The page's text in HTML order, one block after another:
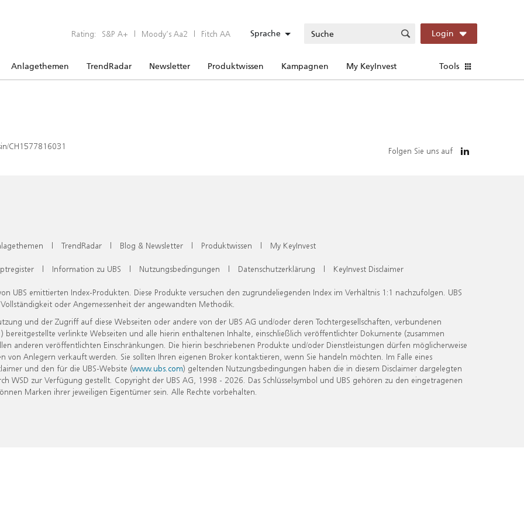
Rating: S&P A+ | Moody’s Aa2 | Fitch AA Sprache Login
Anlagethemen TrendRadar Newsletter Produktwissen Kampagnen My KeyInvest Tools
CH1577816031 Folgen Sie uns auf
| TrendRadar | Blog & Newsletter | Produktwissen | My KeyInvest
| Information zu UBS | Nutzungsbedingungen | Datenschutzerklärung | KeyInvest Disclaimer
UBS emittierten Index-Produkten. Diese Produkte versuchen den zugrundeliegenden Index im Verhältnis 1:1 nachzufolgen. UBS
oder Angemessenheit der angewandten Methodik.
und der Zugriff auf diese Webseiten oder andere von der UBS AG und/oder deren Tochtergesellschaften, verbundenen
verlinkte Webseiten und alle hierin enthaltenen Inhalte, einschließlich veröffentlichter Dokumente (zusammen
anderen veröffentlichten Einschränkungen. Die hierin beschriebenen Produkte und/oder Dienstleistungen dürfen möglicherweise
Anlegern verkauft werden. Sie sollten Ihren eigenen Broker kontaktieren, wenn Sie handeln möchten. Im Falle eines
und den für die UBS-Website (www.ubs.com) geltenden Nutzungsbedingungen haben die in diesem Disclaimer dargelegten
zur Verfügung gestellt. Copyright der UBS AG, 1998 - 2026. Das Schlüsselsymbol und UBS gehören zu den eingetragenen
Marken ihrer jeweiligen Eigentümer sein. Alle Rechte vorbehalten.